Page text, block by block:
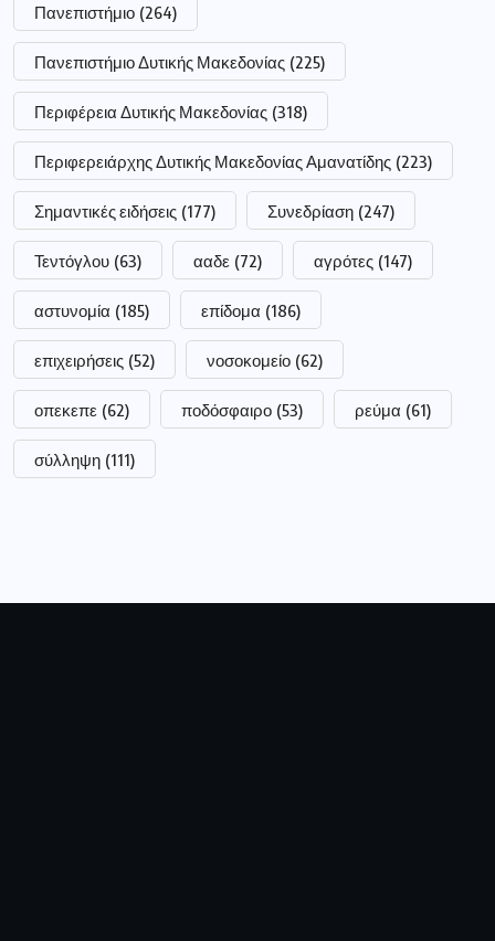
Πανεπιστήμιο (264)
Πανεπιστήμιο Δυτικής Μακεδονίας (225)
Περιφέρεια Δυτικής Μακεδονίας (318)
Περιφερειάρχης Δυτικής Μακεδονίας Αμανατίδης (223)
Σημαντικές ειδήσεις (177) Συνεδρίαση (247)
Τεντόγλου (63) ααδε (72) αγρότες (147)
αστυνομία (185) επίδομα (186)
επιχειρήσεις (52) νοσοκομείο (62)
οπεκεπε (62) ποδόσφαιρο (53) ρεύμα (61)
σύλληψη (111)